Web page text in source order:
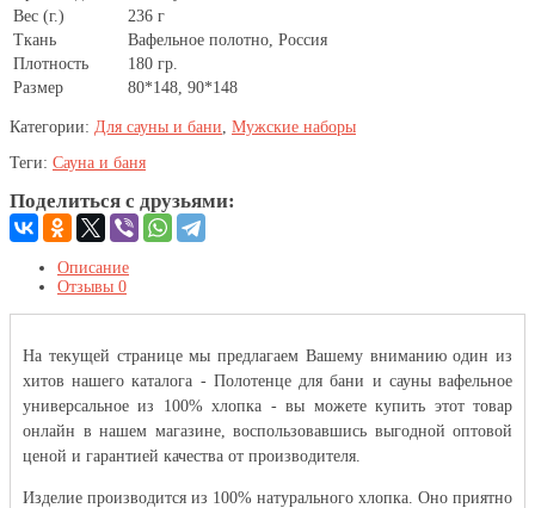
Вес (г.)
236 г
Ткань
Вафельное полотно, Россия
Плотность
180 гр.
Размер
80*148, 90*148
Категории: Для сауны и бани Мужские наборы
Теги: Сауна и баня
Поделиться с друзьями:
Описание
Отзывы 0
На текущей странице мы предлагаем Вашему вниманию один из
хитов нашего каталога - Полотенце для бани и сауны вафельное
универсальное из 100% хлопка - вы можете купить этот товар
онлайн в нашем магазине, воспользовавшись выгодной оптовой
ценой и гарантией качества от производителя.
Изделие производится из 100% натурального хлопка. Оно приятно